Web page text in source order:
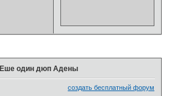
Еше один дюп Адены
создать бесплатный форум